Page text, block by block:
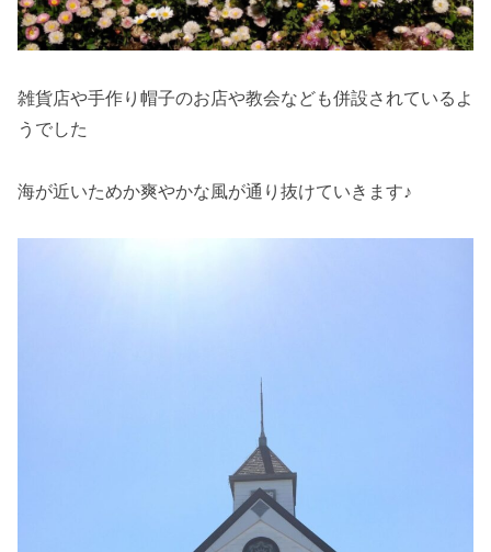
雑貨店や手作り帽子のお店や教会なども併設されているよ
うでした
海が近いためか爽やかな風が通り抜けていきます♪